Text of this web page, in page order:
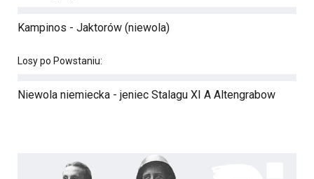
Kampinos - Jaktorów (niewola)
Losy po Powstaniu:
Niewola niemiecka - jeniec Stalagu XI A Altengrabow